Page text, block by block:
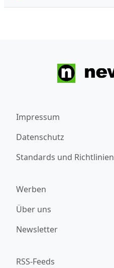
Impressum
Datenschutz
Standards und Richtlinien
Werben
Über uns
Newsletter
RSS-Feeds